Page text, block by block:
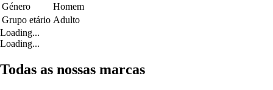
Género
Homem
Grupo etário Adulto
Loading...
Loading...
Todas as nossas marcas